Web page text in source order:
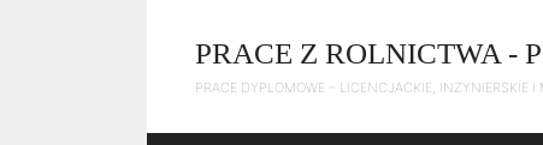
PRACE Z ROLNICTWA -
PRACE DYPLOMOWE – LICENCJACKIE, INŻYNIERSKIE